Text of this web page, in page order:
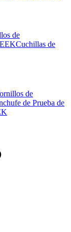
de
Cuchillas de
de
de Prueba de